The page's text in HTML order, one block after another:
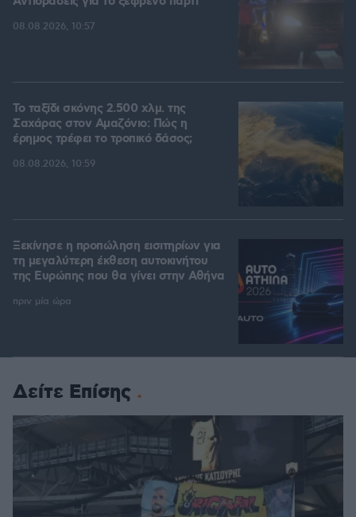
08.08.2026, 10:57
Το ταξίδι σκόνης 2.500 χλμ. της
Σαχάρας στον Αμαζόνιο: Πώς η
έρημος τρέφει το τροπικό δάσος;
08.08.2026, 10:59
Ξεκίνησε η προπώληση εισιτηρίων για
τη μεγαλύτερη έκθεση αυτοκινήτου
της Ευρώπης που θα γίνει στην Αθήνα
πριν μία ώρα
Δείτε Επίσης